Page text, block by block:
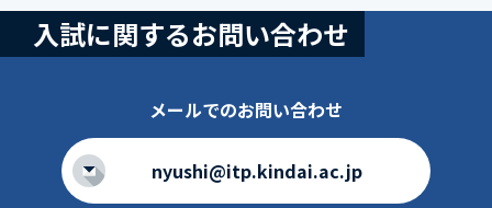
入試に関するお問い合わせ
メールでのお問い合わせ
nyushi@itp.kindai.ac.jp